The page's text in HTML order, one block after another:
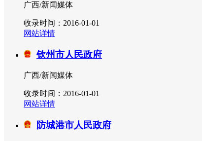
广西/新闻媒体
收录时间：2016-01-01
网站详情
钦州市人民政府
广西/新闻媒体
收录时间：2016-01-01
网站详情
防城港市人民政府